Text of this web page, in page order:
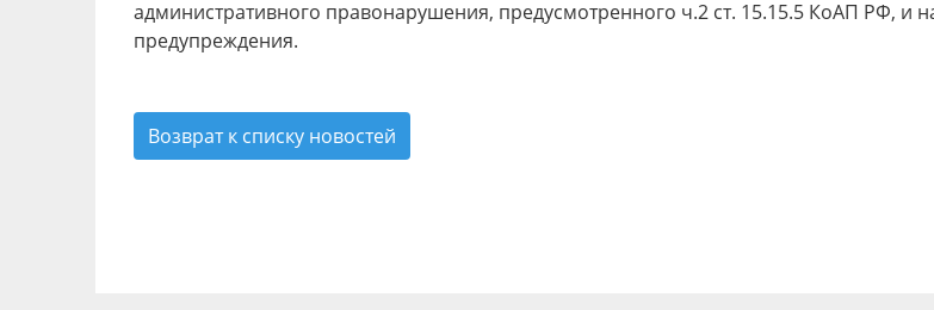
административного правонарушения, предусмотренного ч.2 ст. 15.15.5 КоАП РФ, и
предупреждения.
Возврат к списку новостей